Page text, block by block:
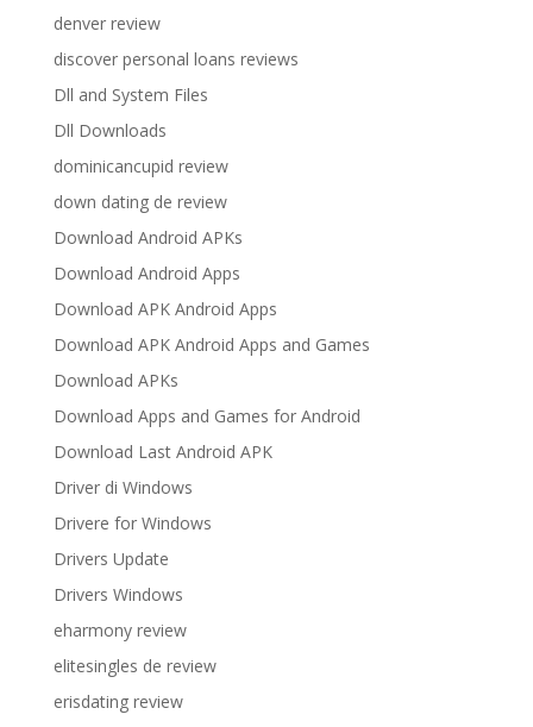
denver review
discover personal loans reviews
Dll and System Files
Dll Downloads
dominicancupid review
down dating de review
Download Android APKs
Download Android Apps
Download APK Android Apps
Download APK Android Apps and Games
Download APKs
Download Apps and Games for Android
Download Last Android APK
Driver di Windows
Drivere for Windows
Drivers Update
Drivers Windows
eharmony review
elitesingles de review
erisdating review